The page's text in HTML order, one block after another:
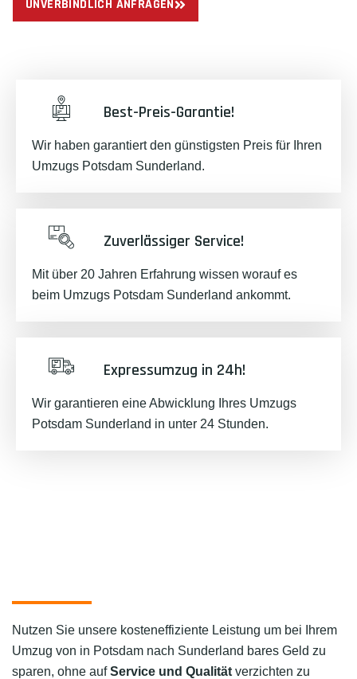
UNVERBINDLICH ANFRAGEN
Best-Preis-Garantie!
Wir haben garantiert den günstigsten Preis für Ihren
Umzugs Potsdam Sunderland.
Zuverlässiger Service!
Mit über 20 Jahren Erfahrung wissen worauf es
beim Umzugs Potsdam Sunderland ankommt.
Expressumzug in 24h!
Wir garantieren eine Abwicklung Ihres Umzugs
Potsdam Sunderland in unter 24 Stunden.
Nutzen Sie unsere kosteneffiziente Leistung um bei Ihrem
Umzug von in Potsdam nach Sunderland bares Geld zu
sparen, ohne aufService und Qualität verzichten zu